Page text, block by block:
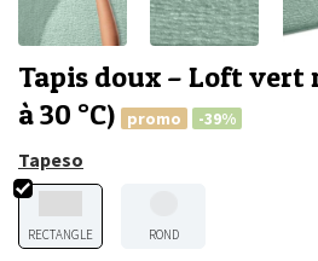
Tapis doux – Loft vert
à 30 °C)
promo -39%
Tapeso
RECTANGLE ROND